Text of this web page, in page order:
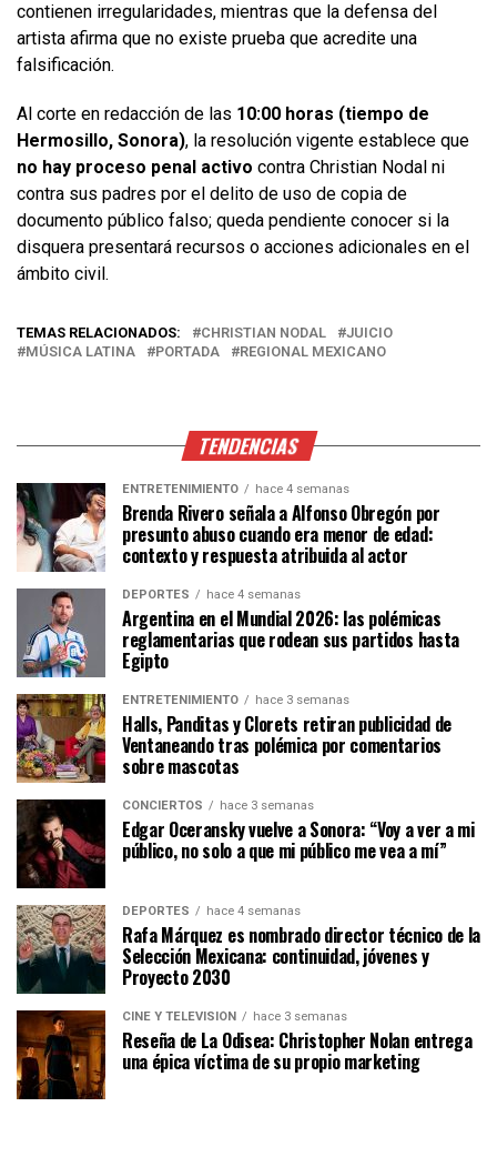
contienen irregularidades, mientras que la defensa del
artista afirma que no existe prueba que acredite una
falsificación.
Al corte en redacción de las 10:00 horas (tiempo de
Hermosillo, Sonora), la resolución vigente establece que
no hay proceso penal activo contra Christian Nodal ni
contra sus padres por el delito de uso de copia de
documento público falso; queda pendiente conocer si la
disquera presentará recursos o acciones adicionales en el
ámbito civil.
TEMAS RELACIONADOS: CHRISTIAN NODAL
JUICIO
MÚSICA LATINA
PORTADA REGIONAL MEXICANO
TENDENCIAS
ENTRETENIMIENTO hace 4 semanas
Brenda Rivero señala a Alfonso Obregón por
presunto abuso cuando era menor de edad:
contexto y respuesta atribuida al actor
DEPORTES hace 4 semanas
Argentina en el Mundial 2026: las polémicas
reglamentarias que rodean sus partidos hasta
Egipto
ENTRETENIMIENTO hace 3 semanas
Halls, Panditas y Clorets retiran publicidad de
Ventaneando tras polémica por comentarios
sobre mascotas
CONCIERTOS hace 3 semanas
Edgar Oceransky vuelve a Sonora: “Voy a ver a mi
público, no solo a que mi público me vea a mí”
DEPORTES hace 4 semanas
Rafa Márquez es nombrado director técnico de la
Selección Mexicana: continuidad, jóvenes y
Proyecto 2030
CINE Y TELEVISIÓN hace 3 semanas
Reseña de La Odisea: Christopher Nolan entrega
una épica víctima de su propio marketing